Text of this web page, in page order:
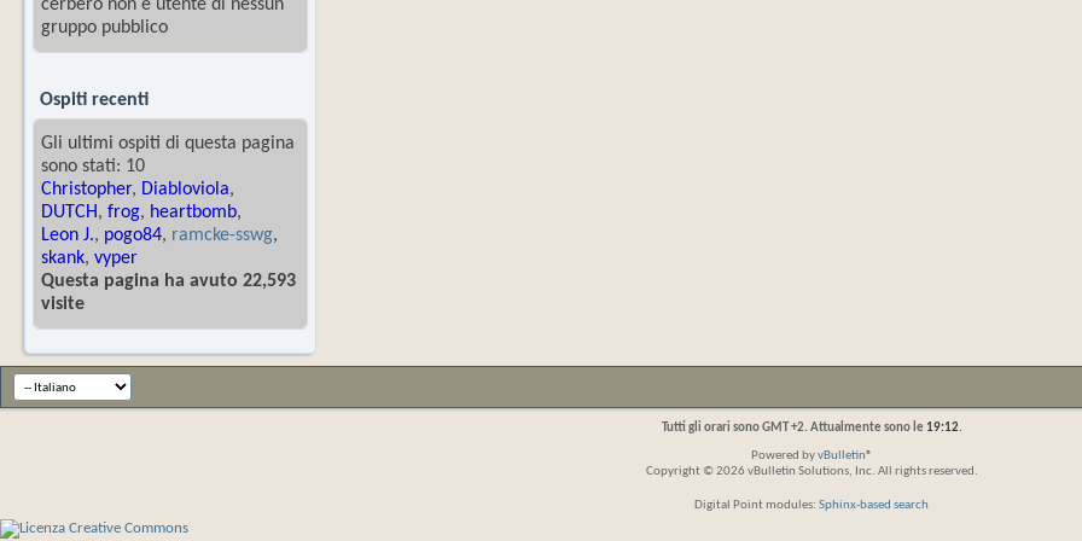
cerbero non è utente di nessun
gruppo pubblico
Ospiti recenti
Gli ultimi ospiti di questa pagina
sono stati: 10
Christopher, Diabloviola,
DUTCH, frog, heartbomb,
Leon J., pogo84, ramcke-sswg,
skank, vyper
Questa pagina ha avuto 22,593
visite
Tutti gli orari sono GMT +2. Attualmente sono le 19:12.
Powered byvBulletin®
Copyright © 2026 vBulletin Solutions, Inc. All rights reserved.
Digital Point modules: Sphinx-based search